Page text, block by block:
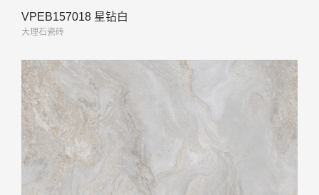
VPEB157018 星钻白
大理石瓷砖